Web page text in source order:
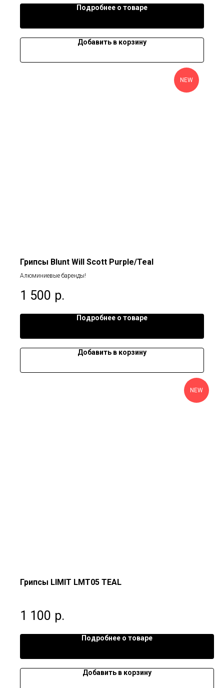
Подробнее о товаре
Добавить в корзину
NEW
Грипсы Blunt Will Scott Purple/Teal
Алюминиевые баренды!
1 500 р.
Подробнее о товаре
Добавить в корзину
NEW
Грипсы LIMIT LMT05 TEAL
1 100 р.
Подробнее о товаре
Добавить в корзину